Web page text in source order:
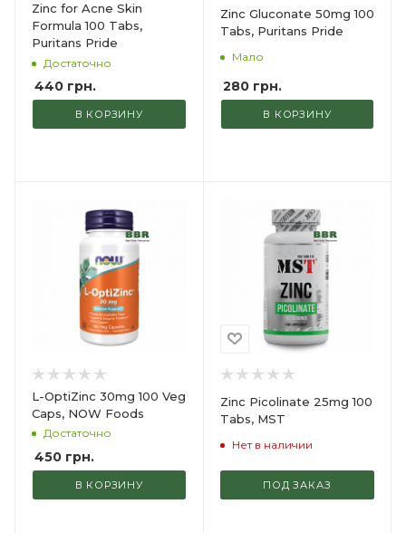
Zinc for Acne Skin
Formula 100 Tabs,
Puritans Pride
Достаточно
440 грн.
В КОРЗИНУ
Zinc Gluconate 50mg 100
Tabs, Puritans Pride
Мало
280грн.
В КОРЗИНУ
L-OptiZinc 30mg 100 Veg
Caps, NOW Foods
Достаточно
450 грн.
В КОРЗИНУ
Zinc Picolinate 25mg 100
Tabs, MST
Нет в наличии
ПОД ЗАКАЗ